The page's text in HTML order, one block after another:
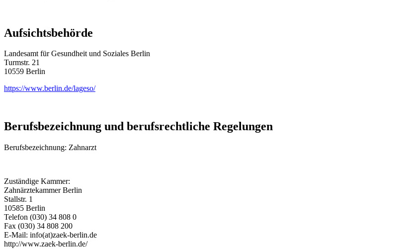
Aufsichtsbehörde
Landesamt für Gesundheit und Soziales Berlin
Turmstr. 21
10559 Berlin
https://www.berlin.de/lageso/
Berufsbezeichnung und berufsrechtliche Regelungen
Berufsbezeichnung: Zahnarzt
Zuständige Kammer:
Zahnärztekammer Berlin
Stallstr. 1
10585 Berlin
Telefon (030) 34 808 0
Fax (030) 34 808 200
E-Mail: info(at)zaek-berlin.de
http://www.zaek-berlin.de/